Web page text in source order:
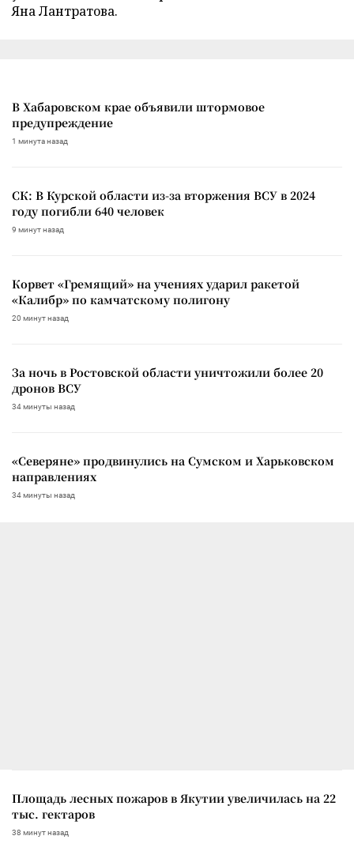
Яна Лантратова.
В Хабаровском крае объявили штормовое
предупреждение
1 минута назад
СК: В Курской области из-за вторжения ВСУ в 2024
году погибли 640 человек
9 минут назад
Корвет «Гремящий» на учениях ударил ракетой
«Калибр» по камчатскому полигону
20 минут назад
За ночь в Ростовской области уничтожили более 20
дронов ВСУ
34 минуты назад
«Северяне» продвинулись на Сумском и Харьковском
направлениях
34 минуты назад
Площадь лесных пожаров в Якутии увеличилась на 22
тыс. гектаров
38 минут назад